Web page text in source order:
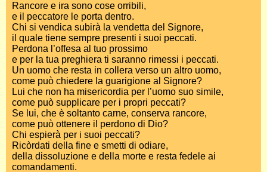
Rancore e ira sono cose orribili,
e il peccatore le porta dentro.
Chi si vendica subirà la vendetta del Signore,
il quale tiene sempre presenti i suoi peccati.
Perdona l’offesa al tuo prossimo
e per la tua preghiera ti saranno rimessi i peccati.
Un uomo che resta in collera verso un altro uomo,
come può chiedere la guarigione al Signore?
Lui che non ha misericordia per l’uomo suo simile,
come può supplicare per i propri peccati?
Se lui, che è soltanto carne, conserva rancore,
come può ottenere il perdono di Dio?
Chi espierà per i suoi peccati?
Ricòrdati della fine e smetti di odiare,
della dissoluzione e della morte e resta fedele ai
comandamenti.